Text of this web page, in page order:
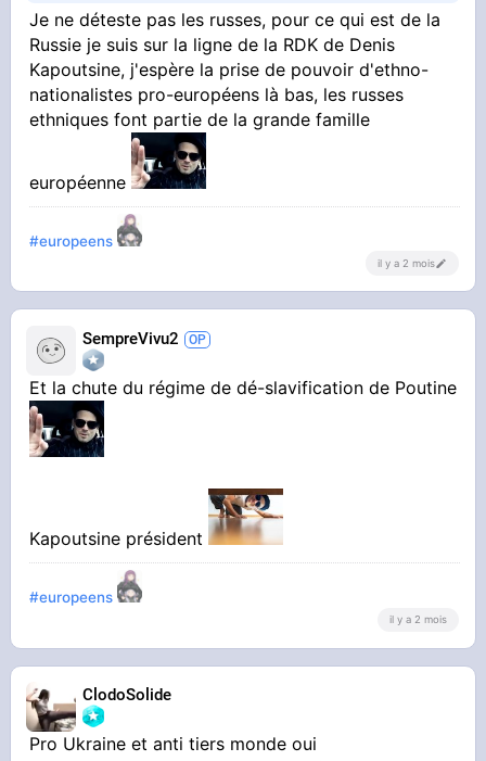
Je ne déteste pas les russes, pour ce qui est de la
Russie je suis sur la ligne de la RDK de Denis
Kapoutsine, j'espère la prise de pouvoir d'ethno-
nationalistes pro-européens là bas, les russes
ethniques font partie de la grande famille
européenne
#europeens
il y a 2 mois
SempreVivu2
Et la chute du régime de dé-slavification de Poutine
Kapoutsine président
#europeens
il y a 2 mois
ClodoSolide
Pro Ukraine et anti tiers monde oui